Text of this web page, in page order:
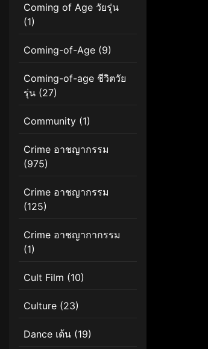
Coming of Age วัยรุ่น
(1)
Coming-of-Age (9)
Coming-of-age ชีวิตวัย
รุ่น (27)
Community (1)
Crime อาชญากรรม
(975)
Crime อาชญากรรม
(125)
Crime อาชญากากรรม
(1)
Cult Film (10)
Culture (23)
Dance เต้น (19)